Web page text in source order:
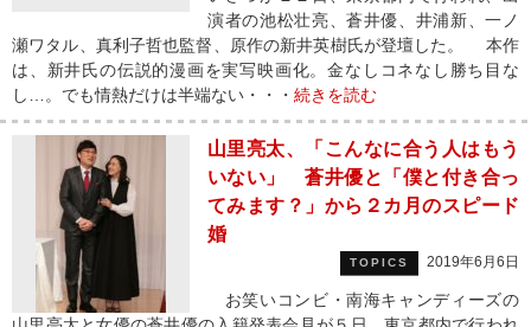
演者の池松壮亮、蒼井優、井浦新、一ノ
瀬ワタル、真利子哲也監督、原作の新井英樹氏が登壇した。 本作
は、新井氏の伝説的漫画を実写映画化。金なしコネなし勝ち目な
し…。でも情熱だけは半端ない・・・ 続きを読む
山里亮太、「こんなに合う人はもう
いない」 蒼井優と「僕と付き合っ
てみます？」から２カ月のスピード
婚
TOPICS 2019年6月6日
お笑いコンビ・南海キャンディーズの